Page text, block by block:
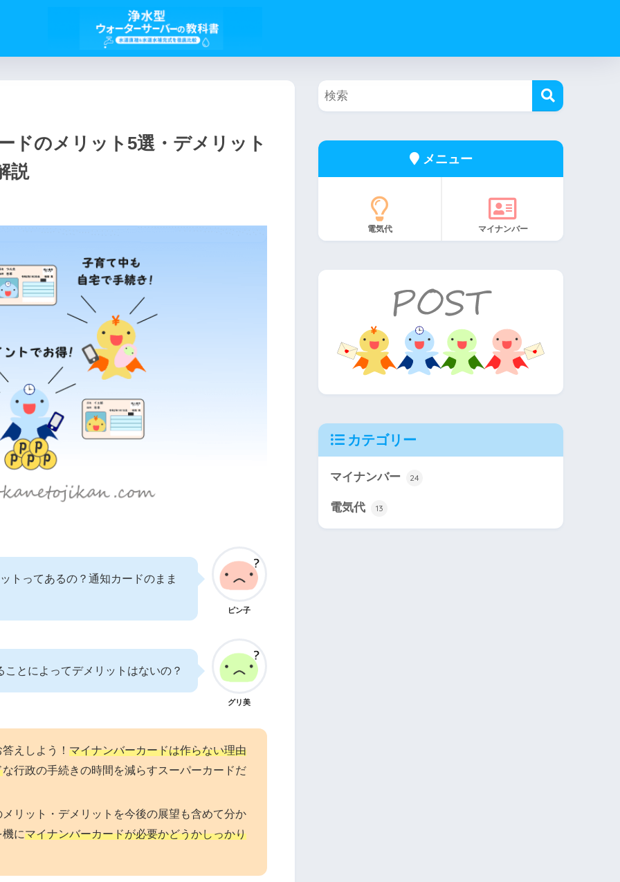
ドのメリット5選・デメリット
説
ピン子
トってあるの？通知カードのまま
グリ美
とによってデメリットはないの？
えしよう！ マイナンバーカードは作らない理由
な行政の手続きの時間を減らすスーパーカードだ
リット・デメリットを今後の展望も含めて分か
にマイナンバーカードが必要かどうかしっかり
メニュー
電気代 マイナンバー
カテゴリー
マイナンバー 24
電気代 13